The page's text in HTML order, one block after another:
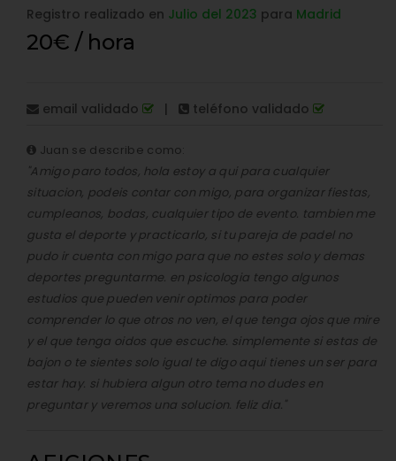
Registro realizado en Julio del 2023 para Madrid
20€ / hora
email validado | teléfono validado
Juan se describe como:
"Amigo paro todos, hola estoy a qui para cualquier
situacion, podeis contar con migo, para organizar fiestas,
cumpleanos, bodas, cualquier tipo de evento. tambien me
gusta el deporte y practicarlo, si tu pareja de padel no
pudo ir cuenta con migo para que no estes solo y demas
deportes preguntarme. en psicologia tengo algunos
estudios que pueden venir optimos para poder
comprender lo que otros no ven, el que tenga ojos que mire
y el que tenga oidos que escuche. simplemente si estas de
bajon o te sientes solo igual te digo aqui tienes un ser para
estar hay. si hubiera algun otro tema no dudes en
preguntar y veremos una solucion. feliz dia."